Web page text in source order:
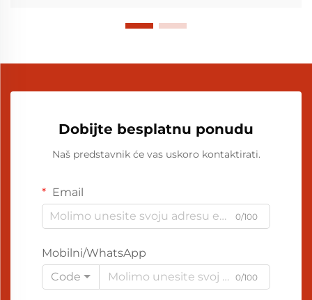
Dobijte besplatnu ponudu
Naš predstavnik će vas uskoro kontaktirati.
Email
0/100
Mobilni/WhatsApp
Code
0/100